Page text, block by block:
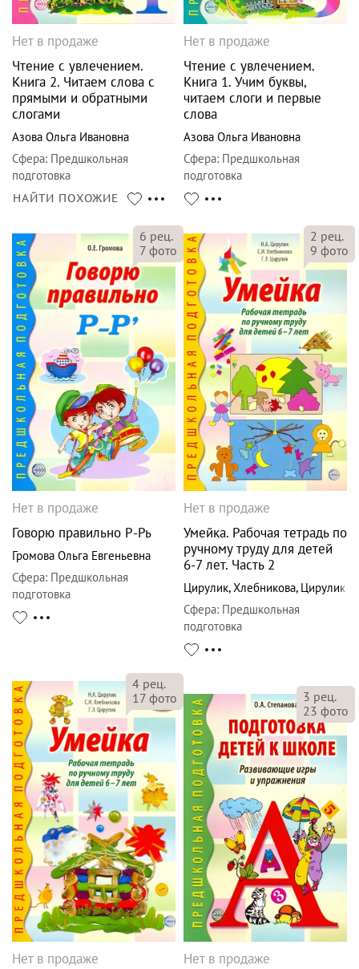
Нет в продаже
Чтение с увлечением.
Книга 2. Читаем слова с
прямыми и обратными
слогами
Азова Ольга Ивановна
Сфера: Предшкольная
подготовка
НАЙТИ ПОХОЖИЕ
Нет в продаже
Чтение с увлечением.
Книга 1. Учим буквы,
читаем слоги и первые
слова
Азова Ольга Ивановна
Сфера: Предшкольная
подготовка
6 рец.
7 фото
Нет в продаже
Говорю правильно Р-Рь
Громова Ольга Евгеньевна
Сфера: Предшкольная
подготовка
2 рец.
9 фото
Нет в продаже
Умейка. Рабочая тетрадь по
ручному труду для детей
6-7 лет. Часть 2
Цирулик,Хлебникова, Цирулик
Сфера: Предшкольная
подготовка
4 рец.
17 фото
Нет в продаже
3 рец.
23 фото
Нет в продаже